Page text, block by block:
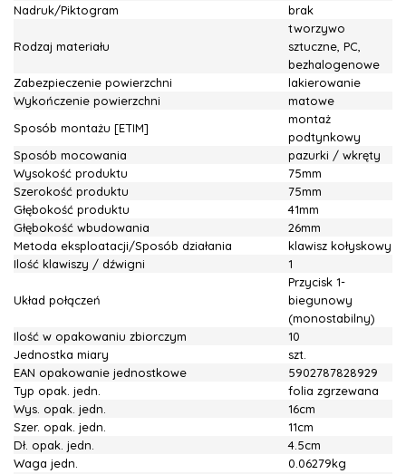
Nadruk/Piktogram
brak
Rodzaj materiału
tworzywo
sztuczne, PC,
bezhalogenowe
Zabezpieczenie powierzchni
lakierowanie
Wykończenie powierzchni
matowe
Sposób montażu [ETIM]
montaż
podtynkowy
Sposób mocowania
pazurki / wkręty
Wysokość produktu
75mm
Szerokość produktu
75mm
Głębokość produktu
41mm
Głębokość wbudowania
26mm
Metoda eksploatacji/Sposób działania
klawisz kołyskowy
Ilość klawiszy / dźwigni
1
Układ połączeń
Przycisk 1-
biegunowy
(monostabilny)
Ilość w opakowaniu zbiorczym
10
Jednostka miary
szt.
EAN opakowanie jednostkowe
5902787828929
Typ opak. jedn.
folia zgrzewana
Wys. opak. jedn.
16cm
Szer. opak. jedn.
11cm
Dł. opak. jedn.
4.5cm
Waga jedn.
0.06279kg